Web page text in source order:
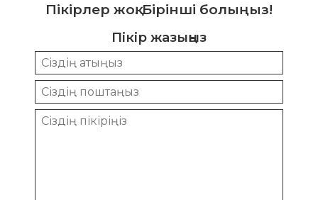
Пікірлер жоқ. Бірінші болыңыз!
Пікір жазыңыз